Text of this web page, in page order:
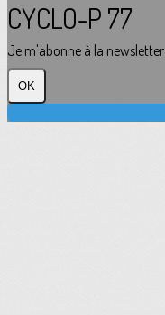
CYCLO-P 77
Je m'abonne à la newsletter
OK